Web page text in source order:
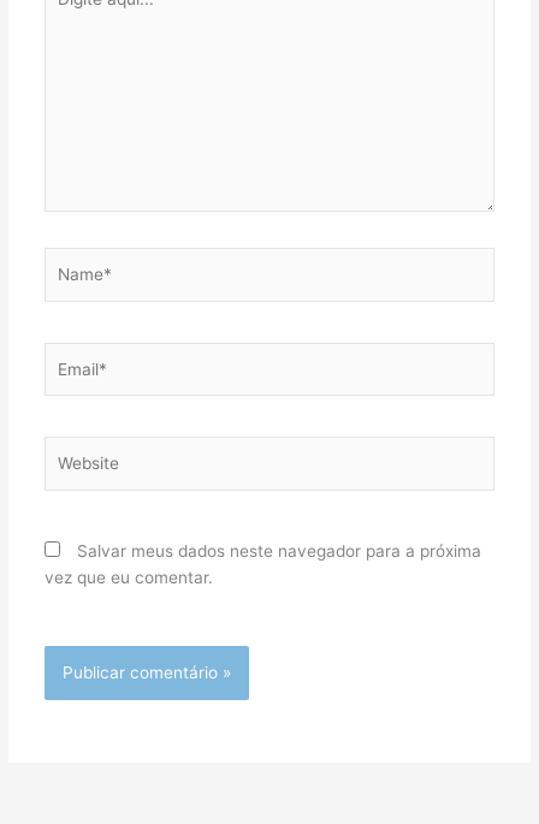
aqui...
Salvar meus dados neste navegador para a próxima
vez que eu comentar.